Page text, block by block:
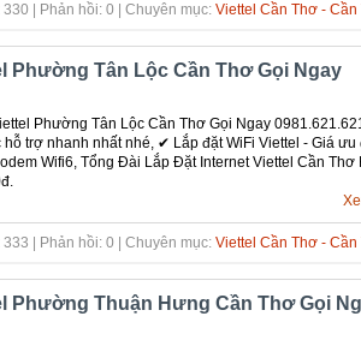
| Phản hồi: 0 | Chuyên mục: Viettel Cần Thơ - Cần
Phường Tân Lộc Cần Thơ Gọi Ngay
Phường Tân Lộc Cần Thơ Gọi Ngay
trợ nhanh nhất nhé, ✔ ‎Lắp đặt WiFi Viettel - Giá ưu
Wifi6, Tổng Đài Lắp Đặt Internet Viettel Cần Thơ
| Phản hồi: 0 | Chuyên mục: Viettel Cần Thơ - Cần
Phường Thuận Hưng Cần Thơ Gọi